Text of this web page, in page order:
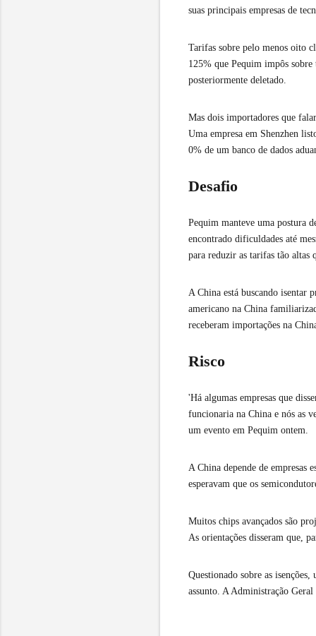
suas principais empresas de
Tarifas sobre pelo menos oito
125% que Pequim impôs
posteriormente deletado.
Mas dois importadores que
Uma empresa em Shenzhen
0% de um banco de dados
Desafio
Pequim manteve uma postura
encontrado dificuldades até
para reduzir as tarifas tão altas
A China está buscando isentar
americano na China
receberam importações na
Risco
'Há algumas empresas que
funcionaria na China e nós as
um evento em Pequim ontem.
A China depende de empresas
esperavam que os
Muitos chips avançados são
As orientações disseram que,
Questionado sobre as
assunto. A Administração